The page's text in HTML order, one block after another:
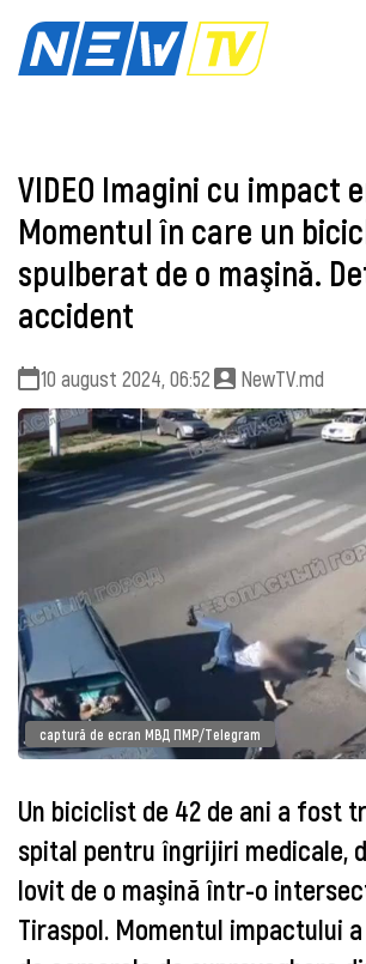
VIDEO Imagini cu impact
Momentul în care un
spulberat de o maşină.
accident
10 august 2024, 06:52 NewTV.md
captură de ecran МВД ПМР/Telegram
Un biciclist de 42 de ani a fost
spital pentru îngrijiri medicale,
lovit de o maşină într-o
Tiraspol. Momentul impactului